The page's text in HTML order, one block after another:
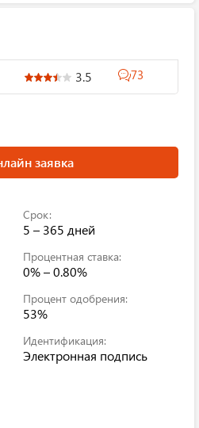
3.5 73
заявка
Срок:
5 – 365 дней
Процентная ставка:
0% – 0.80%
Процент одобрения:
53%
Идентификация:
Электронная подпись